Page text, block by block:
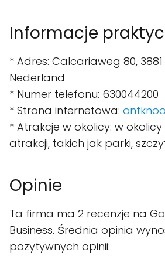
Informacje
* Adres: Calcariaweg 80, 3881
Nederland
* Numer telefonu: 630044200
* Strona internetowa:
* Atrakcje w okolicy: w okolicy
atrakcji, takich jak parki,
Opinie
Ta firma ma 2 recenzje na
Business. Średnia opinia
pozytywnych opinii: